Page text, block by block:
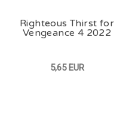
Righteous Thirst for
Vengeance 4 2022
5,65 EUR